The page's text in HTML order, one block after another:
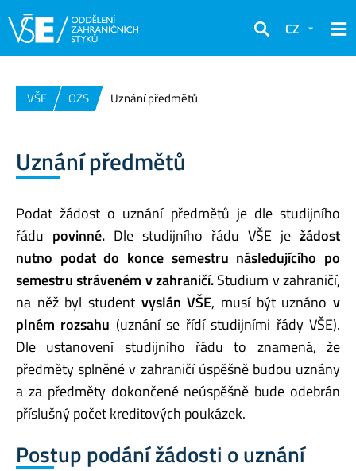
Hledat
CZ
VŠE OZS Uznání předmětů
Uznání předmětů
Podat žádost o uznání předmětů je dle studijního
řádu povinné. Dle studijního řádu VŠE je žádost
nutno podat do konce semestru následujícího po
semestru stráveném v zahraničí.Studium v zahraničí,
na něž byl student vyslán VŠE, musí být uznánov
plném rozsahu (uznání se řídí studijními řády VŠE).
Dle ustanovení studijního řádu to znamená, že
předměty splněné v zahraničí úspěšně budou uznány
a za předměty dokončené neúspěšně bude odebrán
příslušný počet kreditových poukázek.
Postup podání žádosti o uznání